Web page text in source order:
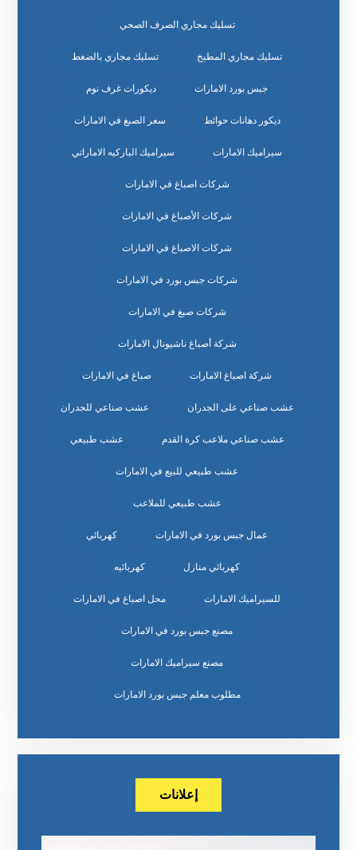
تسليك مجاري الصرف الصحي
تسليك مجاري المطبخ تسليك مجاري بالضغط
جبس بورد الامارات ديكورات غرف نوم
ديكور دهانات حوائط سعر الصبغ في الامارات
سيراميك الامارات سيراميك الباركيه الاماراتي
شركات اصباغ في الامارات
شركات الأصباغ في الامارات
شركات الاصباغ في الامارات
شركات جبس بورد في الامارات
شركات صبغ في الامارات
شركة أصباغ ناشيونال الامارات
شركة اصباغ الامارات صباغ في الامارات
عشب صناعي على الجدران عشب صناعي للجدران
عشب صناعي ملاعب كرة القدم عشب طبيعي
عشب طبيعي للبيع في الامارات
عشب طبيعي للملاعب
عمال جبس بورد في الامارات كهربائي
كهربائي منازل كهربائيه
للسيراميك الامارات محل اصباغ في الامارات
مصنع جبس بورد في الامارات
مصنع سيراميك الامارات
مطلوب معلم جبس بورد الامارات
إعلانات